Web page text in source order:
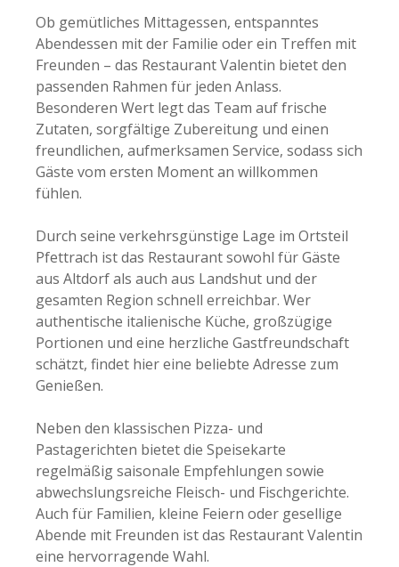
Ob gemütliches Mittagessen, entspanntes
Abendessen mit der Familie oder ein Treffen mit
Freunden – das Restaurant Valentin bietet den
passenden Rahmen für jeden Anlass.
Besonderen Wert legt das Team auf frische
Zutaten, sorgfältige Zubereitung und einen
freundlichen, aufmerksamen Service, sodass sich
Gäste vom ersten Moment an willkommen
fühlen.
Durch seine verkehrsgünstige Lage im Ortsteil
Pfettrach ist das Restaurant sowohl für Gäste
aus Altdorf als auch aus Landshut und der
gesamten Region schnell erreichbar. Wer
authentische italienische Küche, großzügige
Portionen und eine herzliche Gastfreundschaft
schätzt, findet hier eine beliebte Adresse zum
Genießen.
Neben den klassischen Pizza- und
Pastagerichten bietet die Speisekarte
regelmäßig saisonale Empfehlungen sowie
abwechslungsreiche Fleisch- und Fischgerichte.
Auch für Familien, kleine Feiern oder gesellige
Abende mit Freunden ist das Restaurant Valentin
eine hervorragende Wahl.